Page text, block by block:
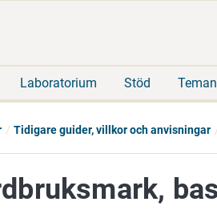
Laboratorium Stöd Teman
Tidigare guider, villkor och anvisningar